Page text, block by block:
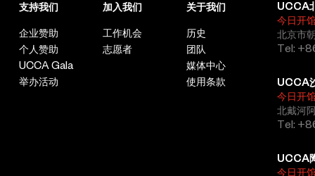
希阿鲁门美术馆，卡塞尔，2015）；“欧罗巴，欧罗巴”（阿斯楚普
·费恩利现代艺术博物馆，奥斯陆，2014）；“剧烈加速度”（台北
双年展，台北，2014）；“同时……瞬间之后”（里昂双年展，里
昂，2013）；“召唤者”（巴黎保乐力加基金会，巴黎，2012）。
杜阿尔曾在意大利罗马美第奇别墅罗马法国学院驻留（2017-
2018），他的作品被法国巴黎市立现代艺术博物馆、法国国家当
代艺术基金会、法国法兰西岛地区当代艺术基金会、法国利穆赞地
支持我们
企业赞助
个人赞助
UCCA Gala
举办活动
加入我们
工作机会
志愿者
关于我们
历史
团队
媒体中心
使用条款
UCCA
今日开
北京市
Tel:
UCCA
今日开
北戴河
Tel:
UCCA
今日开